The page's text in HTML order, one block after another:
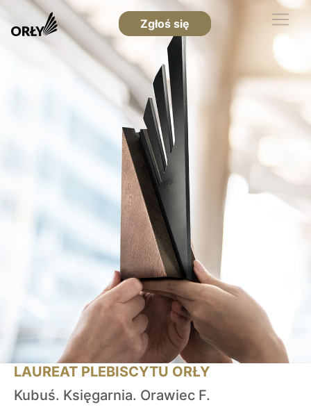
Zgłoś się
LAUREAT PLEBISCYTU ORŁY
Kubuś. Księgarnia. Orawiec F.